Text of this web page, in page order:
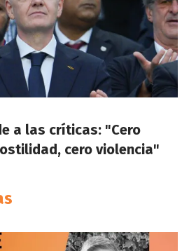
a las críticas: "Cero
cero violencia"